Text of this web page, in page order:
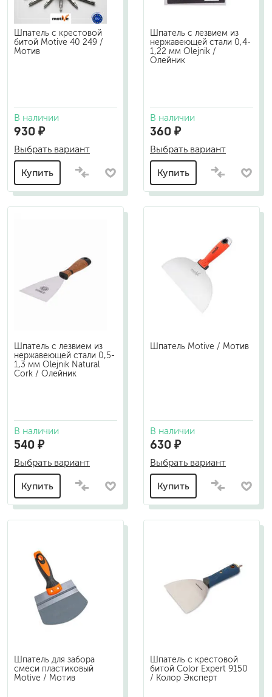
Шпатель с крестовой
битой Motive 40 249 /
Мотив
В наличии
930 ₽
Выбрать вариант
Купить
Шпатель с лезвием из
нержавеющей стали 0,4-
1,22 мм Olejnik /
Олейник
В наличии
360 ₽
Выбрать вариант
Купить
Шпатель с лезвием из
нержавеющей стали 0,5-
1,3 мм Olejnik Natural
Cork / Олейник
В наличии
540 ₽
Выбрать вариант
Купить
Шпатель Motive / Мотив
В наличии
630 ₽
Выбрать вариант
Купить
Шпатель для забора
смеси пластиковый
Motive / Мотив
Шпатель с крестовой
битой Color Expert 9150
/ Колор Эксперт